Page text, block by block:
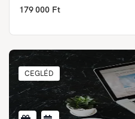
179 000 Ft
CEGLÉD